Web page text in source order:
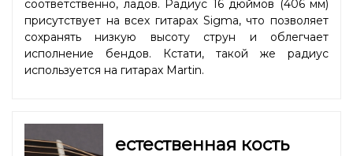
соответственно, ладов. Радиус 16 дюймов (406 мм)
присутствует на всех гитарах Sigma, что позволяет
сохранять низкую высоту струн и облегчает
исполнение бендов. Кстати, такой же радиус
используется на гитарах Martin.
естественная кость